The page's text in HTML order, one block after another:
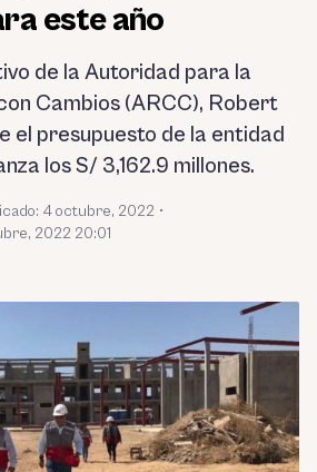
este año
de la Autoridad para la
Cambios (ARCC), Robert
el presupuesto de la entidad
los S/ 3,162.9 millones.
4 octubre, 2022 •
2022 20:01